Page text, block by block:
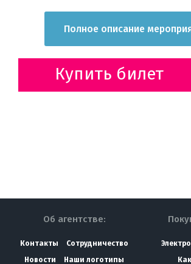
Полное описание
Купить билет
Об агентстве:
Контакты
Сотрудничество
Новости
Наши логотипы